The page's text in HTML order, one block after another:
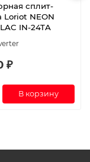
сплит-
Loriot NEON
IN-24TA
₽
В корзину